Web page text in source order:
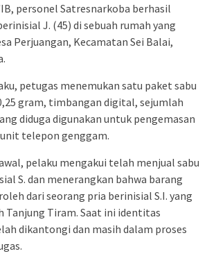
personel Satresnarkoba berhasil
J. (45) di sebuah rumah yang
Perjuangan, Kecamatan Sei Balai,
petugas menemukan satu paket sabu
gram, timbangan digital, sejumlah
diduga digunakan untuk pengemasan
telepon genggam.
pelaku mengakui telah menjual sabu
S. dan menerangkan bahwa barang
dari seorang pria berinisial S.I. yang
Tanjung Tiram. Saat ini identitas
dikantongi dan masih dalam proses